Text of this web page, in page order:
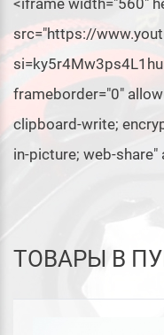
<iframe width="560"
src="https://
frameborder="0"
clipboard-write;
in-picture; web-
ТОВАРЫ В